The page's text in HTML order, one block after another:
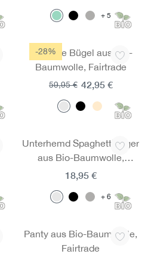
5
-28%
BH ohne Bügel aus Bio-
Baumwolle, Fairtrade
42,95 €
59,95 €
Unterhemd Spaghettiträger
aus Bio-Baumwolle,
Fairtrade
6
18,95 €
Panty aus Bio-Baumwolle,
Fairtrade